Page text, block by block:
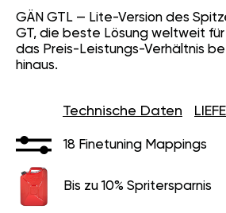
GÄN GTL — Lite-Version des
GT, die beste Lösung weltweit
das Preis-Leistungs-Verhältnis
hinaus.
Technische Daten
18 Finetuning Mappings
Bis zu 10% Spritersparnis